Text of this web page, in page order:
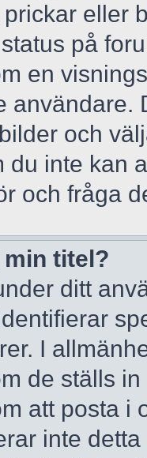
eller
på
en
användare.
och
du inte kan
och fråga
min titel?
ditt
I
de ställs
att posta i
inte